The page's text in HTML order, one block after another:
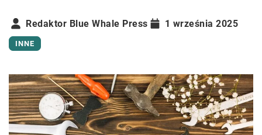
Redaktor Blue Whale Press 1 września 2025
INNE